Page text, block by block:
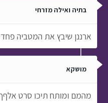
בתיה ואילה מזרחי
ארננן שיבץ את המטביה
מושקא
מהמם ומותח תיכו סרט